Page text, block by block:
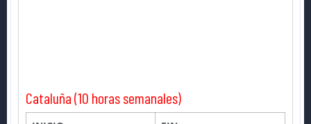
Cataluña (10 horas semanales)